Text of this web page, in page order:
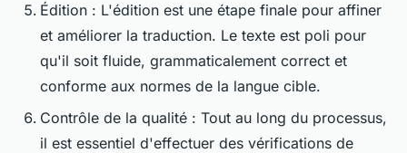
Édition : L'édition est une étape finale pour affiner
et améliorer la traduction. Le texte est poli pour
qu'il soit fluide, grammaticalement correct et
conforme aux normes de la langue cible.
Contrôle de la qualité : Tout au long du processus,
il est essentiel d'effectuer des vérifications de